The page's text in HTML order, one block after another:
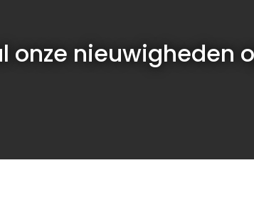
onze nieuwigheden